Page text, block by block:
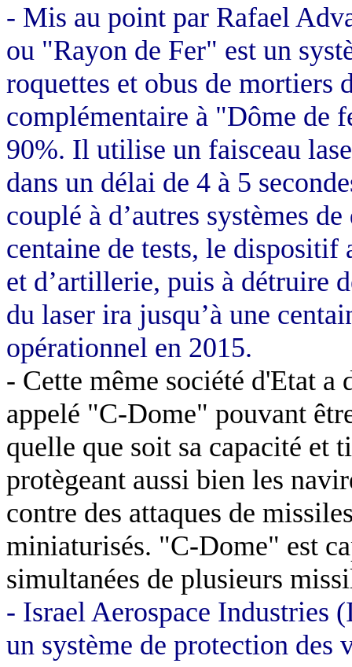
- Mis au point par Rafael
ou "Rayon de Fer" est un
roquettes et obus de mortiers
complémentaire à "Dôme de
90%. Il utilise un faisceau
dans un délai de 4 à 5
couplé à d’autres systèmes
centaine de tests, le dispositif
et d’artillerie, puis à détruire
du laser ira jusqu’à une
opérationnel en 2015.
- Cette même société d'Etat
appelé "C-Dome" pouvant
quelle que soit sa capacité et
protègeant aussi bien les
contre des attaques de
miniaturisés. "C-Dome" est
simultanées de plusieurs
- Israel Aerospace Industries
un système de protection des